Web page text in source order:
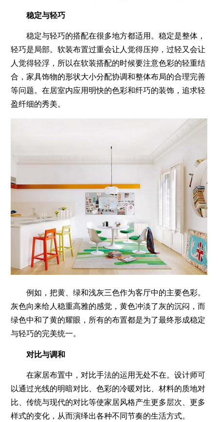
稳定与轻巧
稳定与轻巧的搭配在很多地方都适用。稳定是整体，
轻巧是局部。软装布置过重会让人觉得压抑，过轻又会让
人觉得轻浮，所以在软装搭配的时候要注意色彩的轻重结
合，家具饰物的形状大小分配协调和整体布局的合理完善
等问题。在居室内应用明快的色彩和纤巧的装饰，追求轻
盈纤细的秀美。
例如，把黄、绿和浅灰三色作为客厅中的主要色彩。
灰色向来给人稳重高雅的感觉，黄色冲淡了灰的沉闷，而
绿色中和了黄的耀眼，所有的布置都是为了最终形成稳定
与轻巧的完美统一。
对比与调和
在家居布置中，对比手法的运用无处不在。设计师可
以通过光线的明暗对比、色彩的冷暖对比、材料的质地对
比、传统与现代的对比等使家居风格产生更多层次、更多
样式的变化，从而演绎出各种不同节奏的生活方式。